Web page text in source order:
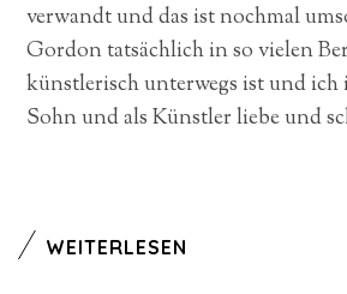
verwandt und das ist nochmal
Gordon tatsächlich in so vielen
künstlerisch unterwegs ist und ich
Sohn und als Künstler liebe und
WEITERLESEN